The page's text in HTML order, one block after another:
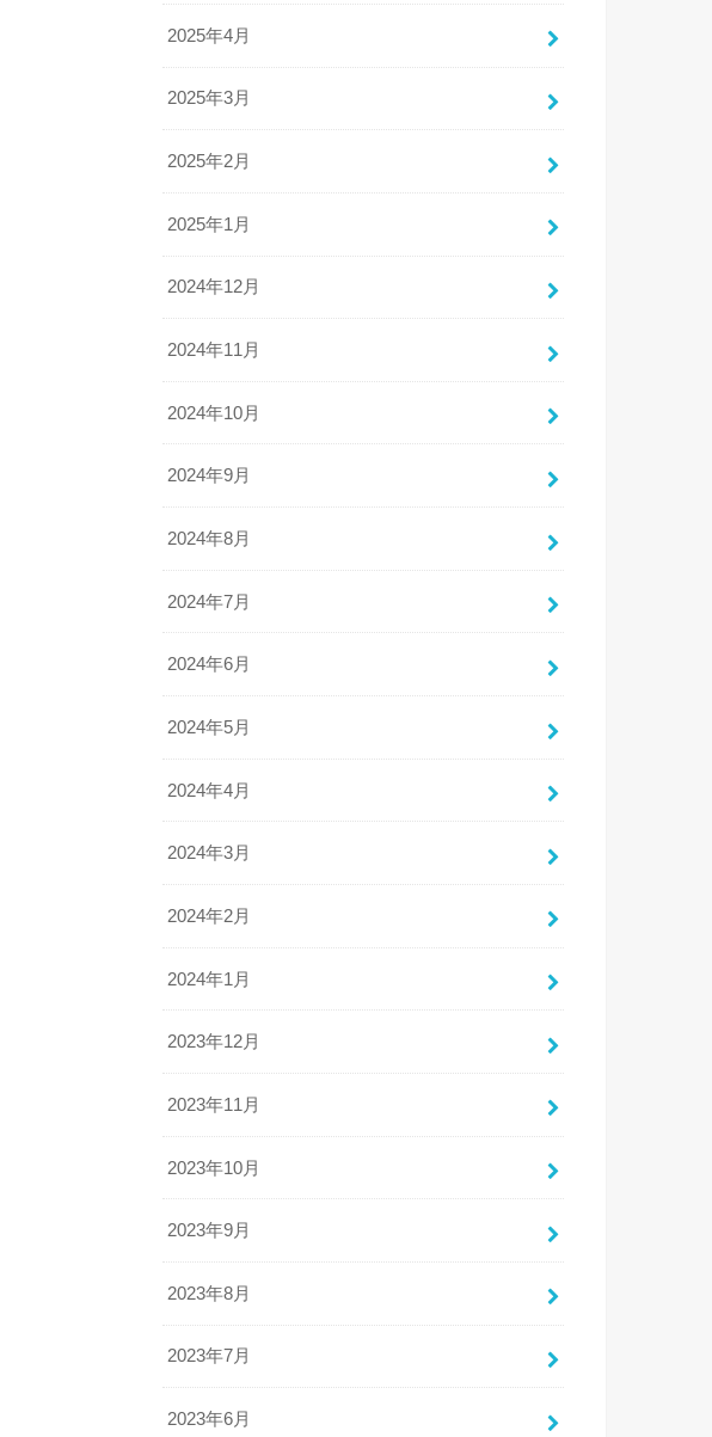
2025年4月
2025年3月
2025年2月
2025年1月
2024年12月
2024年11月
2024年10月
2024年9月
2024年8月
2024年7月
2024年6月
2024年5月
2024年4月
2024年3月
2024年2月
2024年1月
2023年12月
2023年11月
2023年10月
2023年9月
2023年8月
2023年7月
2023年6月